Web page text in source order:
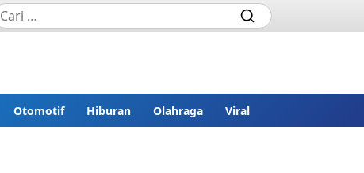
Otomotif Hiburan Olahraga Viral